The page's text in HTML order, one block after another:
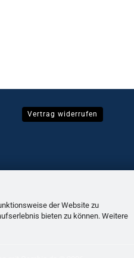
der Website zu
bieten zu können. Weitere
Vertrag widerrufen